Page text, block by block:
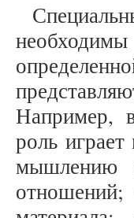
Например,
роль
мышлению